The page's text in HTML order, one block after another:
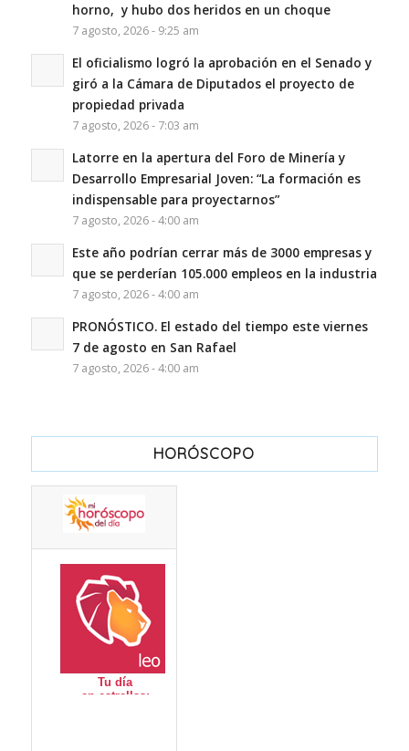
horno, y hubo dos heridos en un choque
7 agosto, 2026 - 9:25 am
El oficialismo logró la aprobación en el Senado y
giró a la Cámara de Diputados el proyecto de
propiedad privada
7 agosto, 2026 - 7:03 am
Latorre en la apertura del Foro de Minería y
Desarrollo Empresarial Joven: “La formación es
indispensable para proyectarnos”
7 agosto, 2026 - 4:00 am
Este año podrían cerrar más de 3000 empresas y
que se perderían 105.000 empleos en la industria
7 agosto, 2026 - 4:00 am
PRONÓSTICO. El estado del tiempo este viernes
7 de agosto en San Rafael
7 agosto, 2026 - 4:00 am
HORÓSCOPO